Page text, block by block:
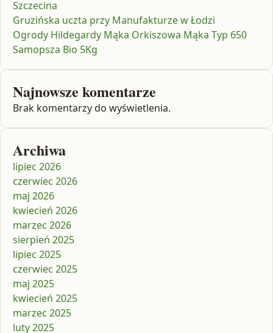
Szczecina
Gruzińska uczta przy Manufakturze w Łodzi
Ogrody Hildegardy Mąka Orkiszowa Mąka Typ 650
Samopsza Bio 5Kg
Najnowsze komentarze
Brak komentarzy do wyświetlenia.
Archiwa
lipiec 2026
czerwiec 2026
maj 2026
kwiecień 2026
marzec 2026
sierpień 2025
lipiec 2025
czerwiec 2025
maj 2025
kwiecień 2025
marzec 2025
luty 2025